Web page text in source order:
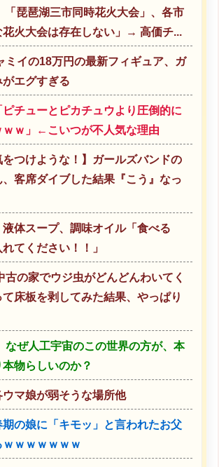
「琵琶湖三市同時花火大会」、各市
花火大会は存在しない」→ 高価チ...
ミイの18万円の最新フィギュア、ガ
エグすぎる
チューとピカチュウより圧倒的に
ｗｗ」←こいつが不人気な理由
をつけような！】ガールズバンドの
客席ダイブした結果『こう』なっ
体スープ、調味オイル「食べる
れてください！！」
古の家でウジ虫がどんどんわいてく
床板を剥してみた結果、やっぱり
なぜ人工宇宙のこの世界の方が、本
物らしいのか？
ウマ娘が弱そうな場所他
期の娘に「キモッ」と言われたお父
ｗｗｗｗｗｗ